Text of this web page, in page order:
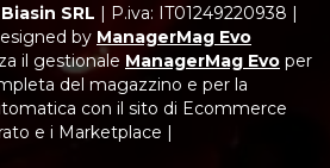
SRL | P.iva: IT01249220938 |
by ManagerMag Evo
il gestionale ManagerMag Evo per
del magazzino e per la
con il sito di Ecommerce
e i Marketplace |